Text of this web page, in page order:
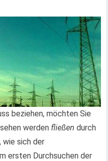
beziehen, möchten Sie
werden fließen durch
wie sich der
ersten Durchsuchen der